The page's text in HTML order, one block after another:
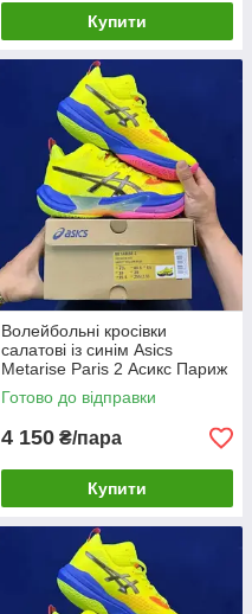
Купити
Волейбольні кросівки
салатові із синім Asics
Metarise Paris 2 Асикс Париж
Yellow/Blue Eur36-47 чоловічі
жіночі 42
Готово до відправки
4 150 ₴/пара
Купити